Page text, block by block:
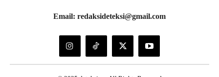
Email: redaksideteksi@gmail.com